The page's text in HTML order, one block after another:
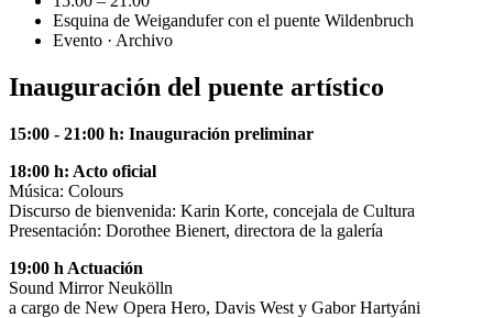
Esquina de Weigandufer con el puente Wildenbruch
Evento · Archivo
Inauguración del puente artístico
15:00 - 21:00 h: Inauguración preliminar
18:00 h: Acto oficial
Música: Colours
Discurso de bienvenida: Karin Korte, concejala de Cultura
Presentación: Dorothee Bienert, directora de la galería
19:00 h Actuación
Sound Mirror Neukölln
a cargo de New Opera Hero, Davis West y Gabor Hartyáni